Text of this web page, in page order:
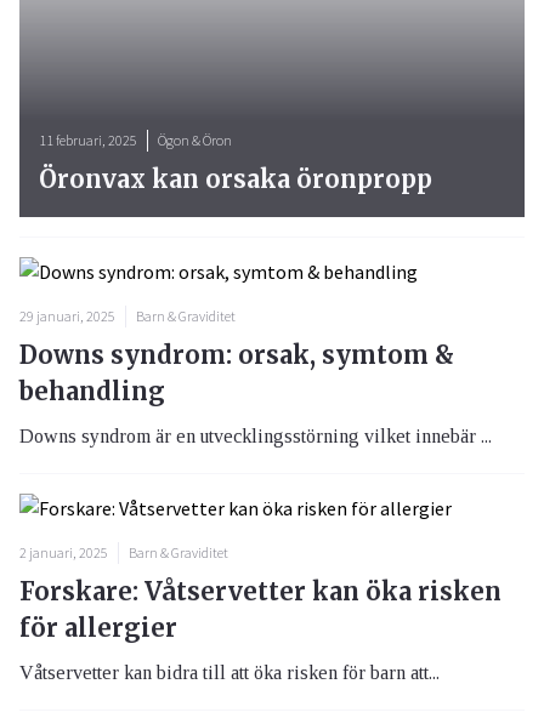
11 februari, 2025 Ögon & Öron
Öronvax kan orsaka öronpropp
29 januari, 2025 Barn & Graviditet
Downs syndrom: orsak, symtom &
behandling
Downs syndrom är en utvecklingsstörning vilket innebär ...
2 januari, 2025 Barn & Graviditet
Forskare: Våtservetter kan öka risken
för allergier
Våtservetter kan bidra till att öka risken för barn att...